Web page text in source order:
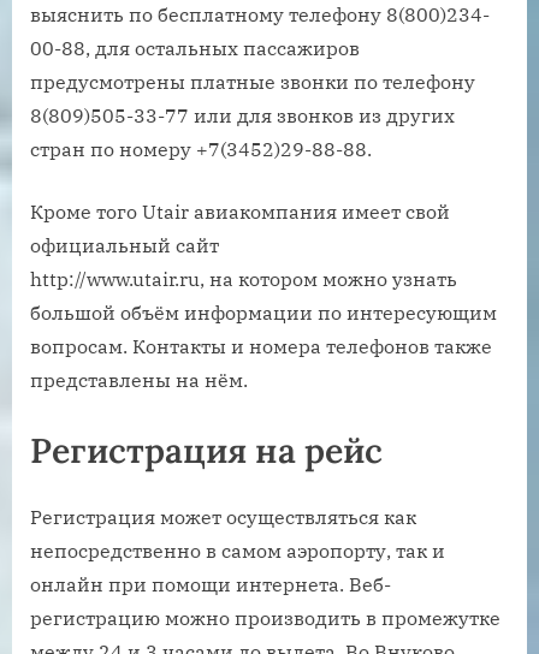
выяснить по бесплатному телефону 8(800)234-
00-88, для остальных пассажиров
предусмотрены платные звонки по телефону
8(809)505-33-77 или для звонков из других
стран по номеру +7(3452)29-88-88.
Кроме того Utair авиакомпания имеет свой
официальный сайт
http://www.utair.ru, на котором можно узнать
большой объём информации по интересующим
вопросам. Контакты и номера телефонов также
представлены на нём.
Регистрация на рейс
Регистрация может осуществляться как
непосредственно в самом аэропорту, так и
онлайн при помощи интернета. Веб-
регистрацию можно производить в промежутке